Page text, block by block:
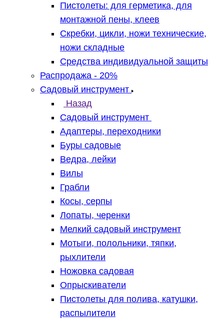
Пистолеты: для герметика, для
монтажной пены, клеев
Скребки, цикли, ножи технические,
ножи складные
Средства индивидуальной защиты
Распродажа - 20%
Садовый инструмент
Назад
Садовый инструмент
Адаптеры, переходники
Буры садовые
Ведра, лейки
Вилы
Грабли
Косы, серпы
Лопаты, черенки
Мелкий садовый инструмент
Мотыги, полольники, тяпки,
рыхлители
Ножовка садовая
Опрыскиватели
Пистолеты для полива, катушки,
распылители